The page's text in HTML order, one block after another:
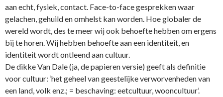
aan echt, fysiek, contact. Face-to-face gesprekken waar
gelachen, gehuild en omhelst kan worden. Hoe globaler de
wereld wordt, des te meer wij ook behoefte hebben om ergens
bij te horen. Wij hebben behoefte aan een identiteit, en
identiteit wordt ontleend aan cultuur.
De dikke Van Dale (ja, de papieren versie) geeft als definitie
voor cultuur: ‘het geheel van geestelijke verworvenheden van
een land, volk enz.; = beschaving: eetcultuur, wooncultuur’.